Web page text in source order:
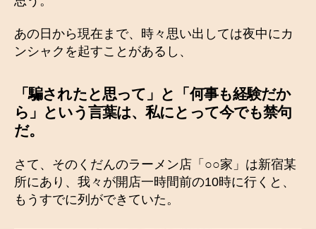
あの日から現在まで、時々思い出しては夜中にカ
ンシャクを起すことがあるし、
「騙されたと思って」と「何事も経験だか
ら」という言葉は、私にとって今でも禁句
だ。
さて、そのくだんのラーメン店「○○家」は新宿某
所にあり、我々が開店一時間前の10時に行くと、
もうすでに列ができていた。